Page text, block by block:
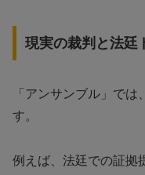
現実の裁判と法廷
「アンサンブル」で
す。
例えば、法廷での証拠